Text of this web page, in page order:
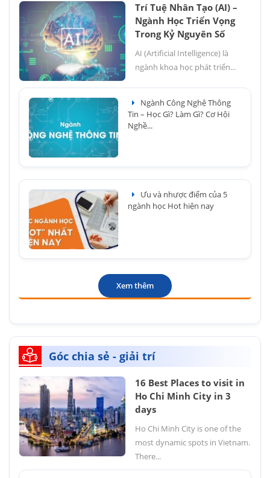
Trí Tuệ Nhân Tạo (AI) –
Ngành Học Triển Vọng
Trong Kỷ Nguyên Số
AI (Artificial Intelligence) là
ngành khoa học phát triển...
Ngành Công Nghệ Thông
Tin – Học Gì? Làm Gì? Cơ Hội
Nghề...
Ưu và nhược điểm của 5
ngành học Hot hiện nay
Xem thêm
Góc chia sẻ - giải trí
16 Best Places to visit in
Ho Chi Minh City in 3
days
Ho Chi Minh City is one of the
most dynamic spots in Vietnam.
There...